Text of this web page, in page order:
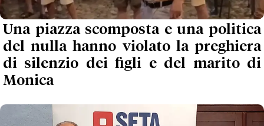
Una piazza scomposta e una politica
del nulla hanno violato la preghiera
di silenzio dei figli e del marito di
Monica